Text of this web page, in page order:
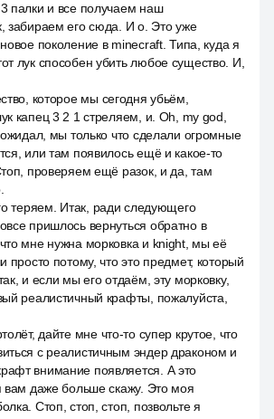
палки и все получаем наш
забираем его сюда. И o. Это уже
поколение в minecraft. Типа, куда я
лук способен убить любое существо. И,
которое мы сегодня убьём,
капец 3 2 1 стреляем, и. Oh, my god,
ожидал, мы только что сделали огромные
или там появилось ещё и какое-то
проверяем ещё разок, и да, там
теряем. Итак, ради следующего
пришлось вернуться обратно в
мне нужна морковка и knight, мы её
просто потому, что это предмет, который
и если мы его отдаём, эту морковку,
реалистичный крафты, пожалуйста,
дайте мне что-то супер крутое, что
с реалистичным эндер драконом и
внимание появляется. А это
вам даже больше скажу. Это моя
Стоп, стоп, стоп, позвольте я